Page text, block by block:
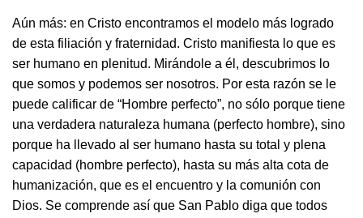
Aún más: en Cristo encontramos el modelo más logrado
de esta filiación y fraternidad. Cristo manifiesta lo que es
ser humano en plenitud. Mirándole a él, descubrimos lo
que somos y podemos ser nosotros. Por esta razón se le
puede calificar de “Hombre perfecto”, no sólo porque tiene
una verdadera naturaleza humana (perfecto hombre), sino
porque ha llevado al ser humano hasta su total y plena
capacidad (hombre perfecto), hasta su más alta cota de
humanización, que es el encuentro y la comunión con
Dios. Se comprende así que San Pablo diga que todos